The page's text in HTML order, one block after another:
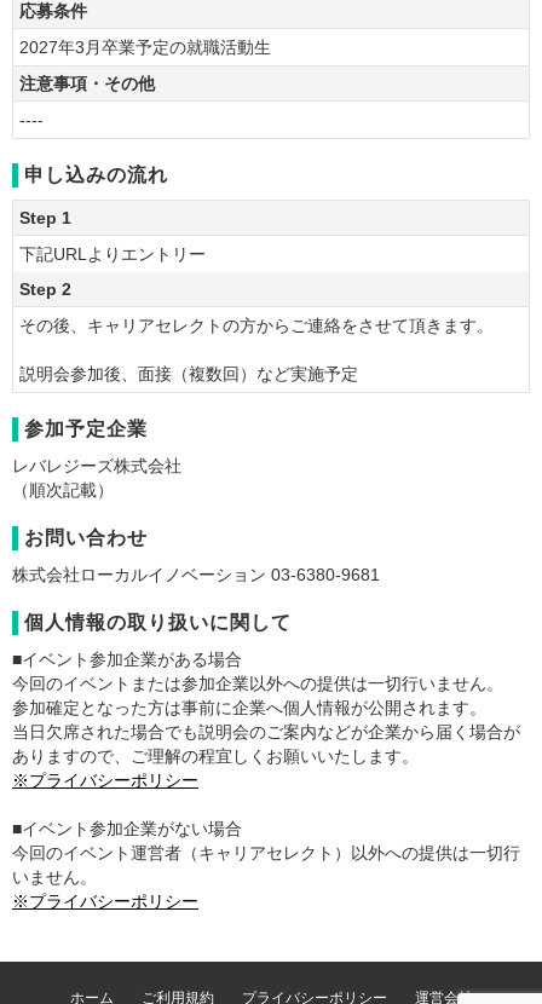
応募条件
2027年3月卒業予定の就職活動生
注意事項・その他
----
申し込みの流れ
Step 1
下記URLよりエントリー
Step 2
その後、キャリアセレクトの方からご連絡をさせて頂きます。
説明会参加後、面接（複数回）など実施予定
参加予定企業
レバレジーズ株式会社
（順次記載）
お問い合わせ
株式会社ローカルイノベーション 03-6380-9681
個人情報の取り扱いに関して
■イベント参加企業がある場合
今回のイベントまたは参加企業以外への提供は一切行いません。
参加確定となった方は事前に企業へ個人情報が公開されます。
当日欠席された場合でも説明会のご案内などが企業から届く場合が
ありますので、ご理解の程宜しくお願いいたします。
※プライバシーポリシー
■イベント参加企業がない場合
今回のイベント運営者（キャリアセレクト）以外への提供は一切行
いません。
※プライバシーポリシー
ホーム ご利用規約 プライバシーポリシー 運営会社